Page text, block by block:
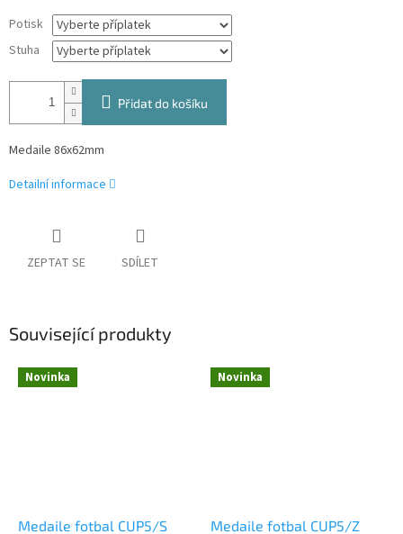
Potisk
Stuha
Přidat do košíku
Medaile 86x62mm
Detailní informace
ZEPTAT SE SDÍLET
Související produkty
Novinka
Medaile fotbal CUP5/S
Novinka
Medaile fotbal CUP5/Z